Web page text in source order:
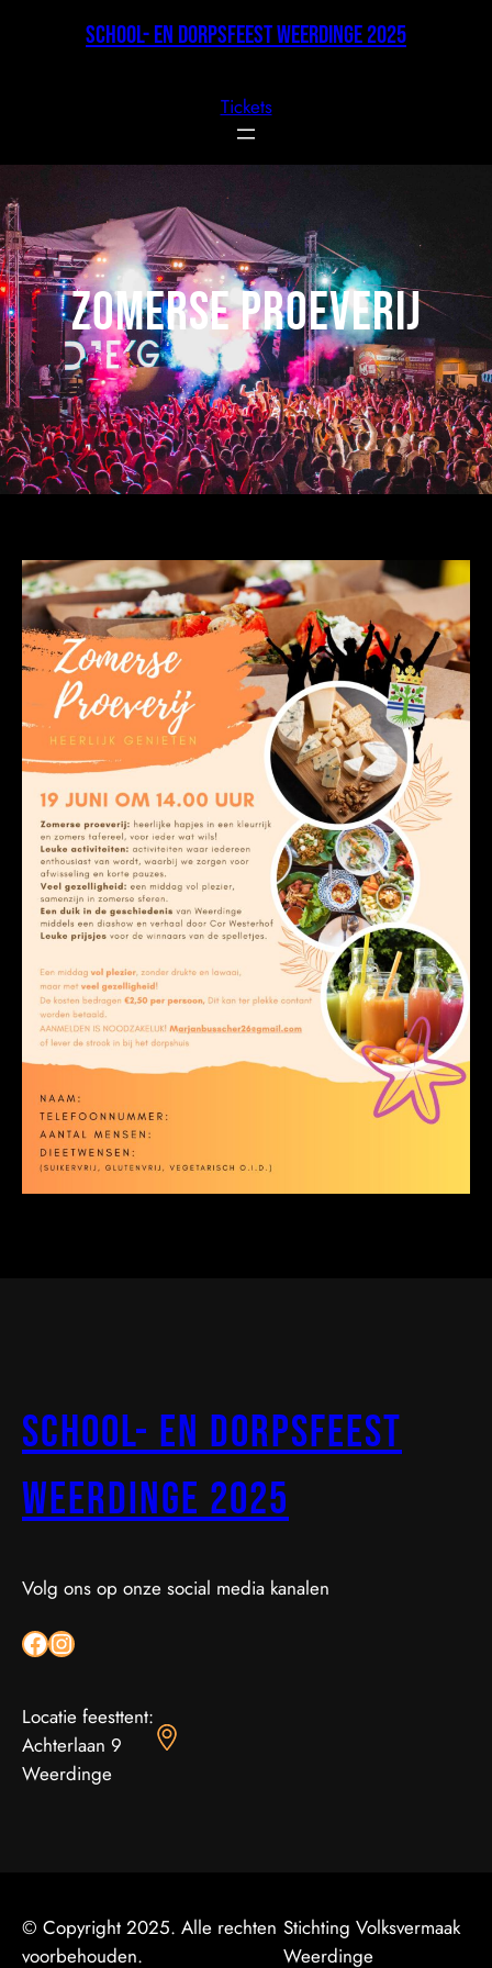
School- en Dorpsfeest Weerdinge 2025
Tickets
Zomerse Proeverij
School- en Dorpsfeest
Weerdinge 2025
Volg ons op onze social media kanalen
Facebook Instagram
Locatie feesttent:
Achterlaan 9
Weerdinge
© Copyright 2025. Alle rechten
voorbehouden.
Stichting Volksvermaak
Weerdinge